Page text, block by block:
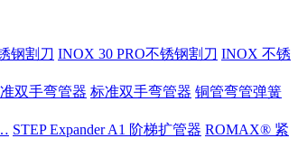
钢割刀 INOX 30 PRO不锈钢割刀 INOX 不锈
双手弯管器 标准双手弯管器 铜管弯管弹簧
STEP Expander A1 阶梯扩管器 ROMAX® 紧